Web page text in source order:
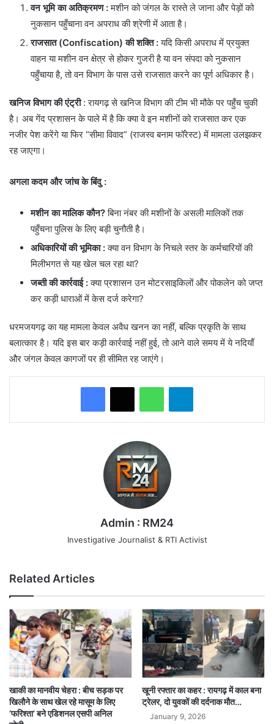
वन भूमि का अतिक्रमण :मशीन को जंगल के रास्ते ले जाना और पेड़ों को
नुकसान पहुँचाना वन अपराध की श्रेणी में आता है।
राजसात (Confiscation) की शक्ति :यदि किसी अपराध में प्रयुक्त
वाहन या मशीन वन क्षेत्र से होकर गुजरी है या वन संपदा को नुकसान
पहुँचाया है, तो वन विभाग के पास उसे राजसात करने का पूर्ण अधिकार है।
खनिज विभाग की एंट्री: रायगढ़ से खनिज विभाग की टीम भी मौके पर पहुँच चुकी
है। अब गेंद प्रशासन के पाले में है कि क्या वे इन मशीनों को राजसात कर एक
नजीर पेश करेंगे या फिर “सीमा विवाद” (राजस्व बनाम फॉरेस्ट) में मामला उलझकर
रह जाएगा।
अगला कदम और जांच के बिंदु :
मशीन का मालिक कौन?बिना नंबर की मशीनों के असली मालिकों तक
पहुँचना पुलिस के लिए बड़ी चुनौती है।
अधिकारियों की भूमिका :क्या वन विभाग के निचले स्तर के कर्मचारियों की
मिलीभगत से यह खेल चल रहा था?
जब्ती की कार्रवाई :क्या प्रशासन उन मोटरसाइकिलों और पोकलेन को जप्त
कर कड़ी धाराओं में केस दर्ज करेगा?
धरमजयगढ़ का यह मामला केवल अवैध खनन का नहीं, बल्कि प्रकृति के साथ
बलात्कार है। यदि इस बार कड़ी कार्रवाई नहीं हुई, तो आने वाले समय में ये नदियाँ
और जंगल केवल कागजों पर ही सीमित रह जाएंगे।
WhatsAppTelegram
Admin : RM24
Investigative Journalist & RTI Activist
Related Articles
खाकी का मानवीय चेहरा : बीच सड़क पर
खिलौने के साथ खेल रहे मासूम के लिए
‘फरिश्ता’ बने एडिशनल एसपी अनिल
खूनी रफ्तार का कहर : रायगढ़ में काल बना
ट्रेलर, दो युवकों की दर्दनाक मौत…
January 9, 2026